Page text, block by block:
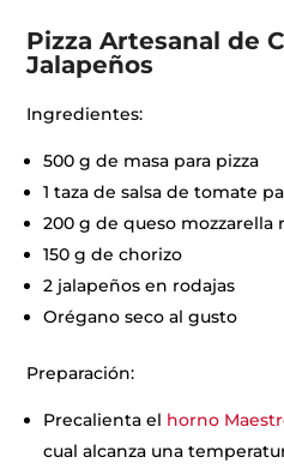
Pizza Artesanal de
Jalapeños
Ingredientes:
500 g de masa para pizza
1 taza de salsa de tomate
200 g de queso mozzarella
150 g de chorizo
2 jalapeños en rodajas
Orégano seco al gusto
Preparación:
Precalienta el horno
cual alcanza una